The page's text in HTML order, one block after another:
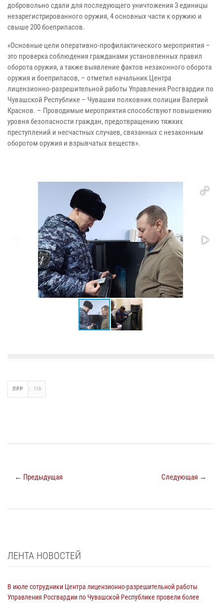
добровольно сдали для последующего уничтожения 3 единицы
незарегистрированного оружия, 4 основных части к оружию и
свыше 200 боеприпасов.
«Основные цели оперативно-профилактического мероприятия –
это проверка соблюдения гражданами установленных правил
оборота оружия, а также выявление фактов незаконного оборота
оружия и боеприпасов, – отметил начальник Центра
лицензионно-разрешительной работы Управления Росгвардии по
Чувашской Республике – Чувашии полковник полиции Валерий
Краснов. – Проводимые мероприятия способствуют повышению
уровня безопасности граждан, предотвращению тяжких
преступлений и несчастных случаев, связанных с незаконным
оборотом оружия и взрывчатых веществ».
ЛРР 119
← Предыдущая Следующая →
ЛЕНТА НОВОСТЕЙ
В июле сотрудники Центра лицензионно-разрешительной работы
Управления Росгвардии по Чувашской Республике провели более